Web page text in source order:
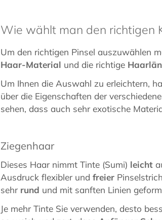
Wie wählt man den richtigen
Um den richtigen Pinsel auszuwählen
Haar-Material und die richtige
Um Ihnen die Auswahl zu erleichtern,
über die Eigenschaften der
sehen, dass auch sehr exotische
Ziegenhaar
Dieses Haar nimmt Tinte (Sumi) leicht
Ausdruck flexibler undfreier
sehr rund und mit sanften Linien
Je mehr Tinte Sie verwenden, desto